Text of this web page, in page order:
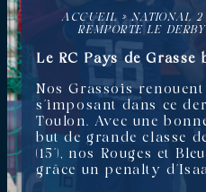
ACCUEIL »NATIONAL 2
REMPORTE LE
Le RC Pays de Grasse
Nos Grassois renouent
s’imposant dans ce
Toulon. Avec une
but de grande classe
(15’), nos Rouges et
grâce un penalty